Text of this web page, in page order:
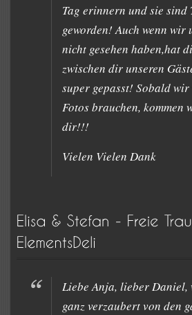
Tag erinnern und sie sind
geworden! Auch wenn wir
nicht gesehen haben,hat
zwischen dir unseren
super gepasst! Sobald
Fotos brauchen, kommen
dir!!!
Vielen Vielen Dank
Liebe Anja, lieber Daniel,
ganz verzaubert von den